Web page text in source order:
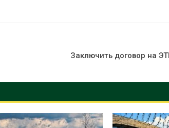
Заключить договор на